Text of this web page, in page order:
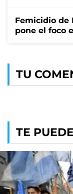
Femicidio de
pone el foco
TU
TE